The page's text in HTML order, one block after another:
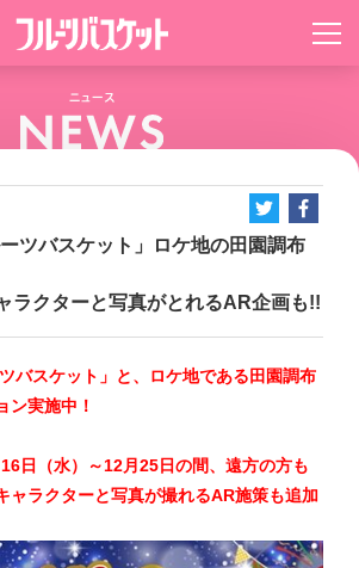
ツバスケット」ロケ地の田園調布
ラクターと写真がとれるAR企画も!!
バスケット」と、ロケ地である田園調布
ン実施中！
日（水）～12月25日の間、遠方の方も
ャラクターと写真が撮れるAR施策も追加